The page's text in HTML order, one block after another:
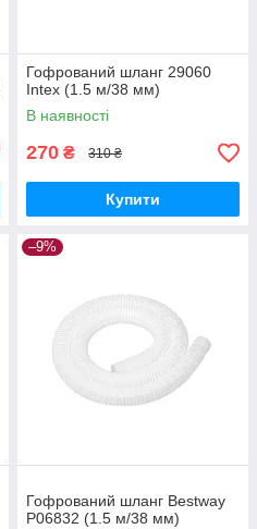
Гофрований шланг 29060
Intex (1.5 м/38 мм)
В наявності
270 ₴ 310 ₴
Купити
–9%
Гофрований шланг Bestway
P06832 (1.5 м/38 мм)